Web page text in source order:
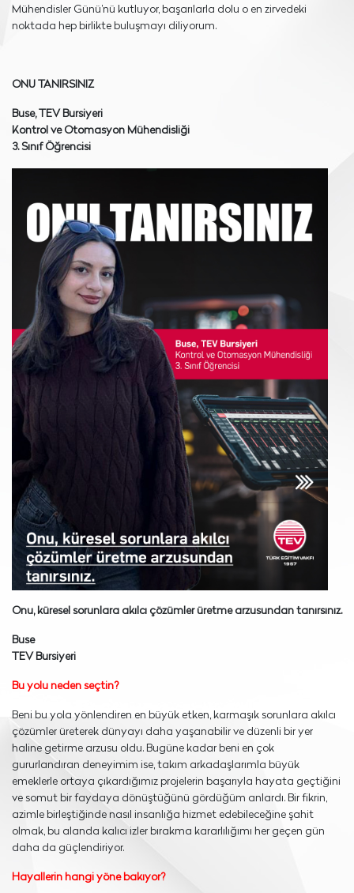
Mühendisler Günü’nü kutluyor, başarılarla dolu o en zirvedeki
noktada hep birlikte buluşmayı diliyorum.
ONU TANIRSINIZ
Buse, TEV Bursiyeri
Kontrol ve Otomasyon Mühendisliği
3. Sınıf Öğrencisi
Onu, küresel sorunlara akılcı çözümler üretme arzusundan tanırsınız.
Buse
TEV Bursiyeri
Bu yolu neden seçtin?
Beni bu yola yönlendiren en büyük etken, karmaşık sorunlara akılcı
çözümler üreterek dünyayı daha yaşanabilir ve düzenli bir yer
haline getirme arzusu oldu. Bugüne kadar beni en çok
gururlandıran deneyimim ise, takım arkadaşlarımla büyük
emeklerle ortaya çıkardığımız projelerin başarıyla hayata geçtiğini
ve somut bir faydaya dönüştüğünü gördüğüm anlardı. Bir fikrin,
azimle birleştiğinde nasıl insanlığa hizmet edebileceğine şahit
olmak, bu alanda kalıcı izler bırakma kararlılığımı her geçen gün
daha da güçlendiriyor.
Hayallerin hangi yöne bakıyor?